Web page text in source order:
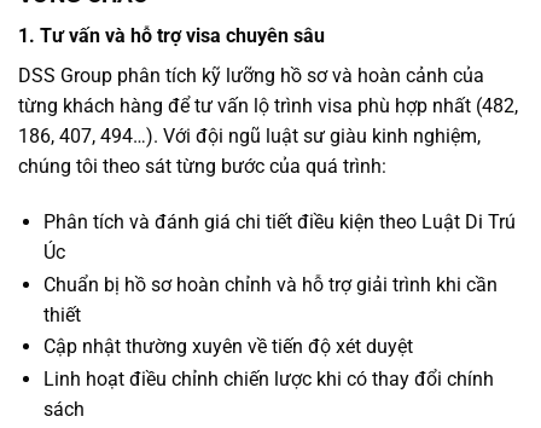
1. Tư vấn và hỗ trợ visa chuyên sâu
DSS Group phân tích kỹ lưỡng hồ sơ và hoàn cảnh của
từng khách hàng để tư vấn lộ trình visa phù hợp nhất (482,
186, 407, 494…). Với đội ngũ luật sư giàu kinh nghiệm,
chúng tôi theo sát từng bước của quá trình:
Phân tích và đánh giá chi tiết điều kiện theo Luật Di Trú
Úc
Chuẩn bị hồ sơ hoàn chỉnh và hỗ trợ giải trình khi cần
thiết
Cập nhật thường xuyên về tiến độ xét duyệt
Linh hoạt điều chỉnh chiến lược khi có thay đổi chính
sách